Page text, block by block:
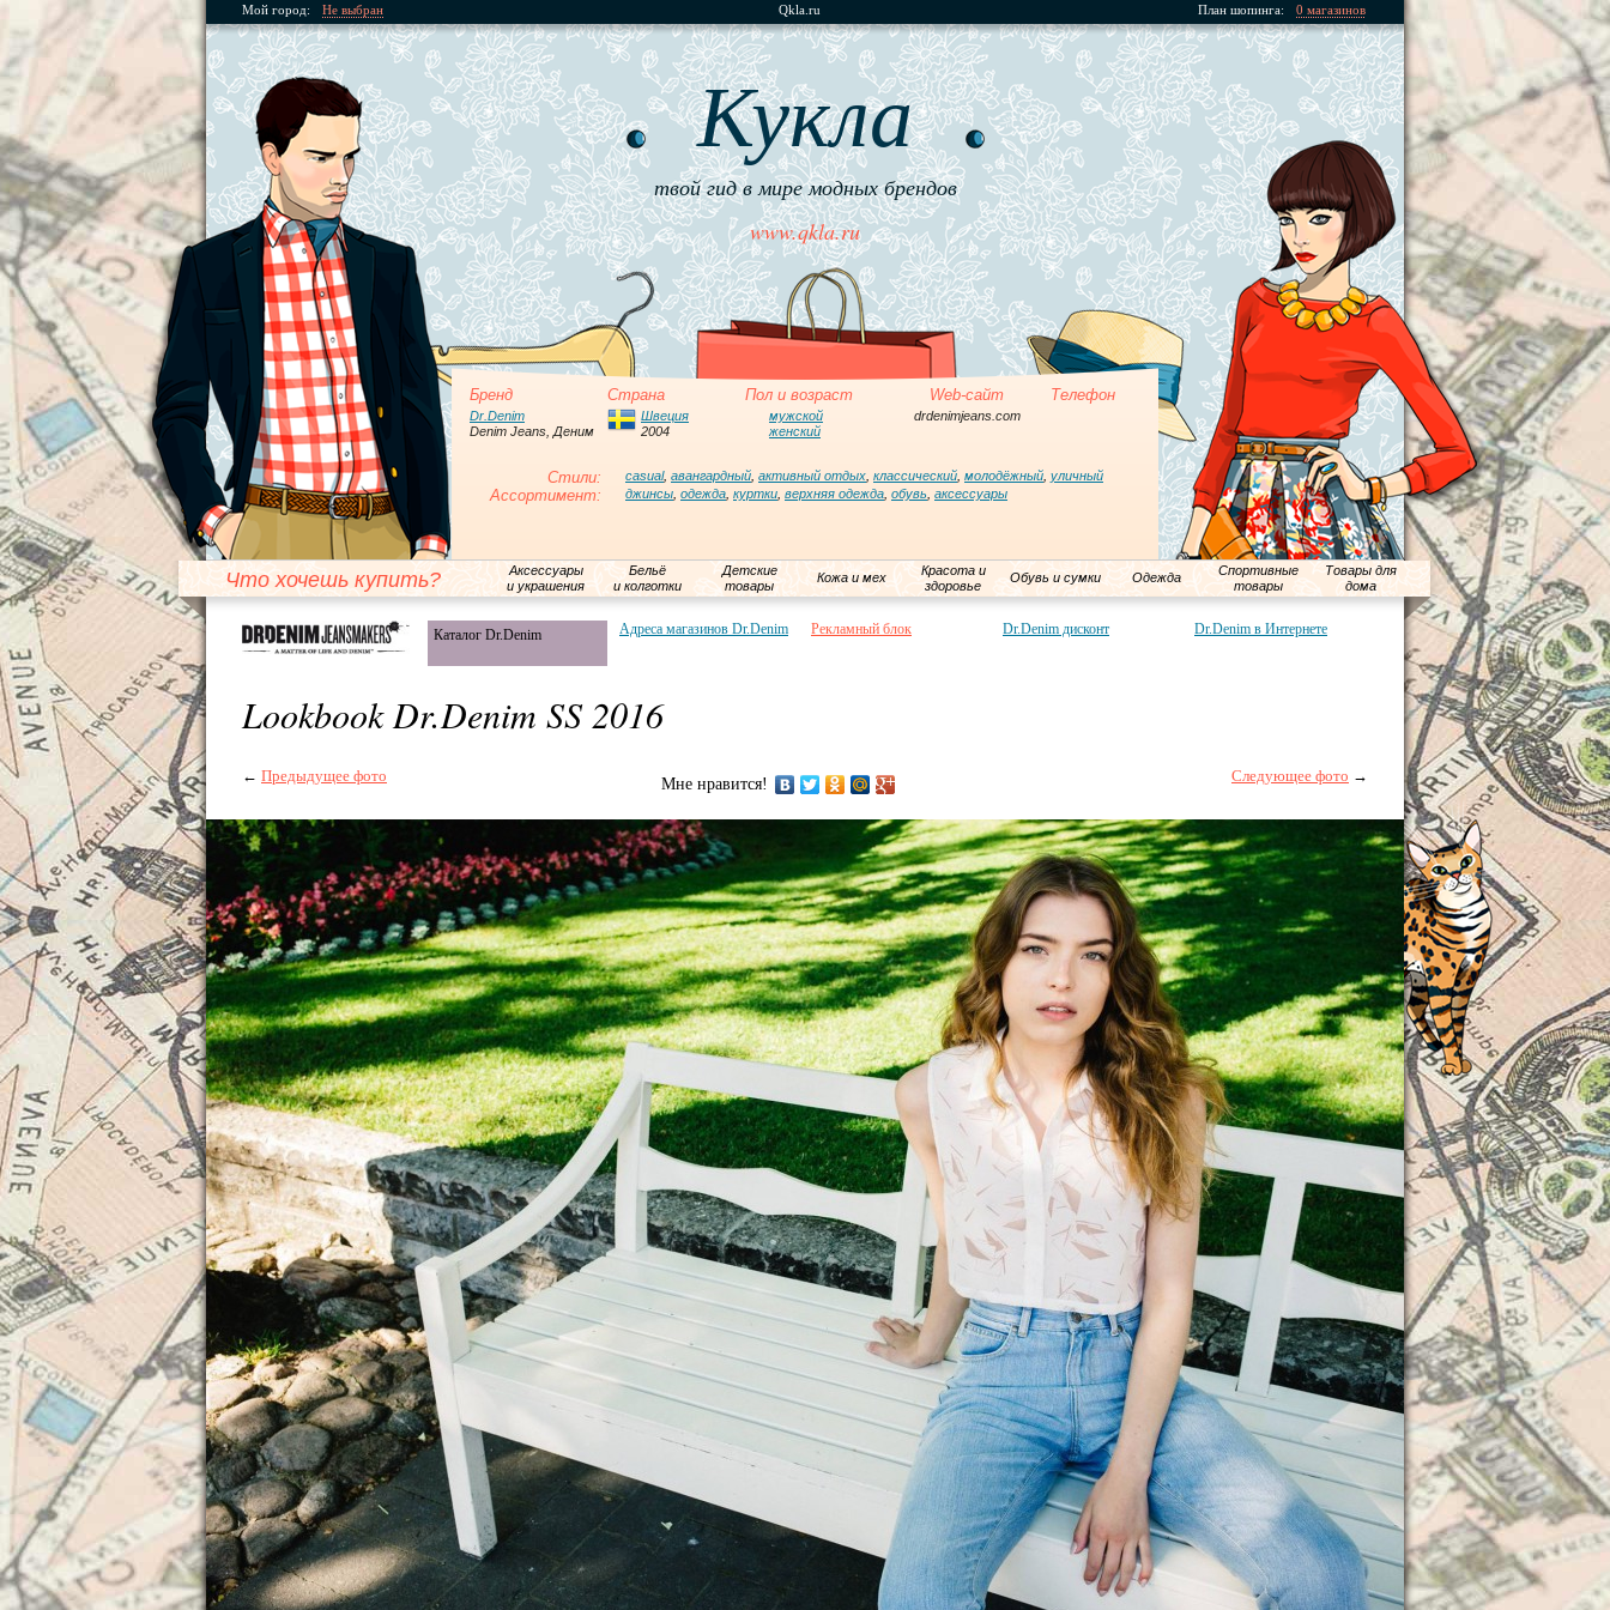
Мой город: Не выбран Qkla.ru План шопинга: 0 магазинов
Кукла
твой гид в мире модных брендов
www.qkla.ru
Бренд Страна Пол и возраст Web-сайт Телефон
Dr.Denim
Denim Jeans, Деним
Швеция
2004
мужской
женский
drdenimjeans.com
Стили: casual, авангардный активный отдых классический молодёжный уличный
Ассортимент: джинсы одежда куртки верхняя одежда обувь аксессуары
Что хочешь купить?
Аксессуары
и украшения
Бельё
и колготки
Детские
товары
Кожа и мех
Красота и
здоровье
Обувь и сумки Одежда
Спортивные
товары
Товары для
дома
Каталог Dr.Denim Адреса магазинов Dr.Denim Рекламный блок Dr.Denim дисконт Dr.Denim в Интернете
Lookbook Dr.Denim SS 2016
← Предыдущее фото Мне нравится! Следующее фото →